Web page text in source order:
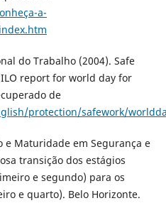
a-
do Trabalho (2004). Safe
report for world day for
de
protection/safework/
e Maturidade em Segurança e
transição dos estágios
e segundo) para os
e quarto). Belo Horizonte.